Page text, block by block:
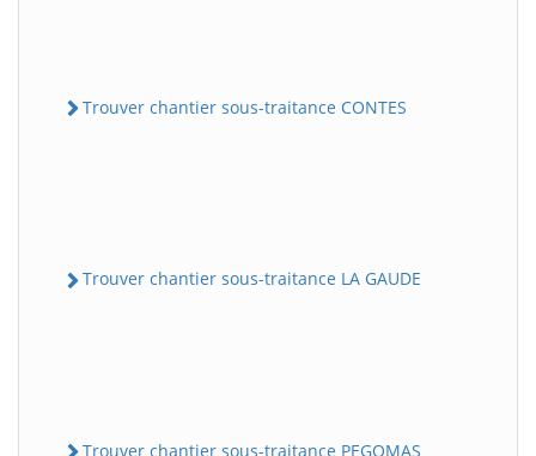
Trouver chantier sous-traitance CONTES
Trouver chantier sous-traitance LA GAUDE
Trouver chantier sous-traitance PEGOMAS